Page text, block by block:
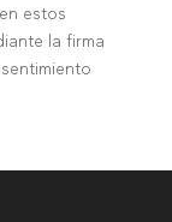
estos
la firma